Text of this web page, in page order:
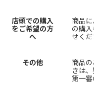
店頭での購入
をご希望の方
へ
商品
の購
せくだ
その他
商品
きは
第一審